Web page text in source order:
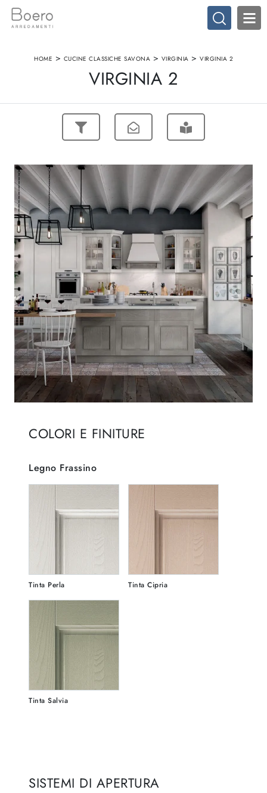
HOME > CUCINE CLASSICHE SAVONA > VIRGINIA > VIRGINIA 2
VIRGINIA 2
COLORI E FINITURE
Legno Frassino
Tinta Perla Tinta Cipria
Tinta Salvia
SISTEMI DI APERTURA